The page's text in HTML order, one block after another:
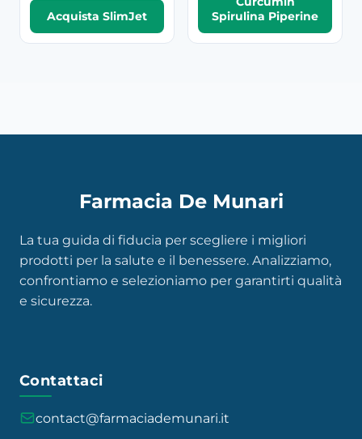
Acquista SlimJet
Spirulina Piperine
Farmacia De Munari
La tua guida di fiducia per scegliere i migliori
prodotti per la salute e il benessere. Analizziamo,
confrontiamo e selezioniamo per garantirti qualità
e sicurezza.
Contattaci
contact@farmaciademunari.it